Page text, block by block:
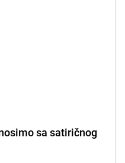
sa satiričnog